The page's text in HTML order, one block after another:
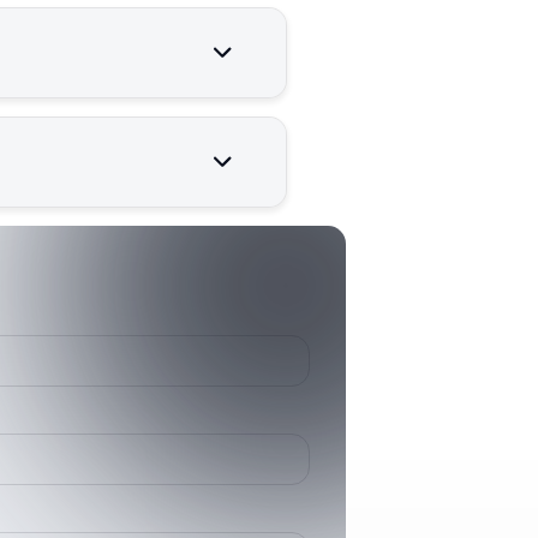
çalışması için kritik